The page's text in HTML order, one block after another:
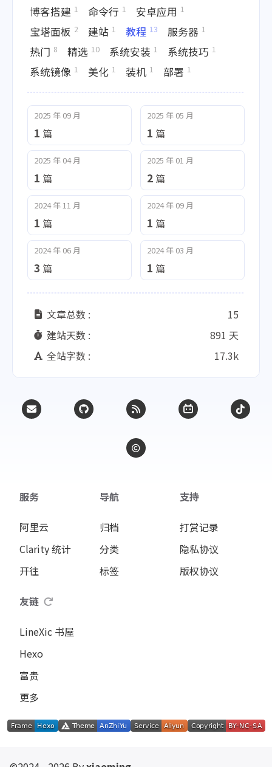
博客搭建 1 命令行 1 安卓应用 1
宝塔面板 2 建站 1 教程 13 服务器 1
热门 8 精选 10 系统安装 1 系统技巧 1
系统镜像 1 美化 1 装机 1 部署 1
2025 年 09 月
1 篇
2025 年 05 月
1 篇
2025 年 04 月
1 篇
2025 年 01 月
2 篇
2024 年 11 月
1 篇
2024 年 09 月
1 篇
2024 年 06 月
3 篇
2024 年 03 月
1 篇
文章总数 :
15
建站天数 :
891 天
全站字数 :
17.3k
服务
阿里云
Clarity 统计
开往
导航
归档
分类
标签
支持
打赏记录
隐私协议
版权协议
友链
LineXic 书屋
Hexo
富贵
更多